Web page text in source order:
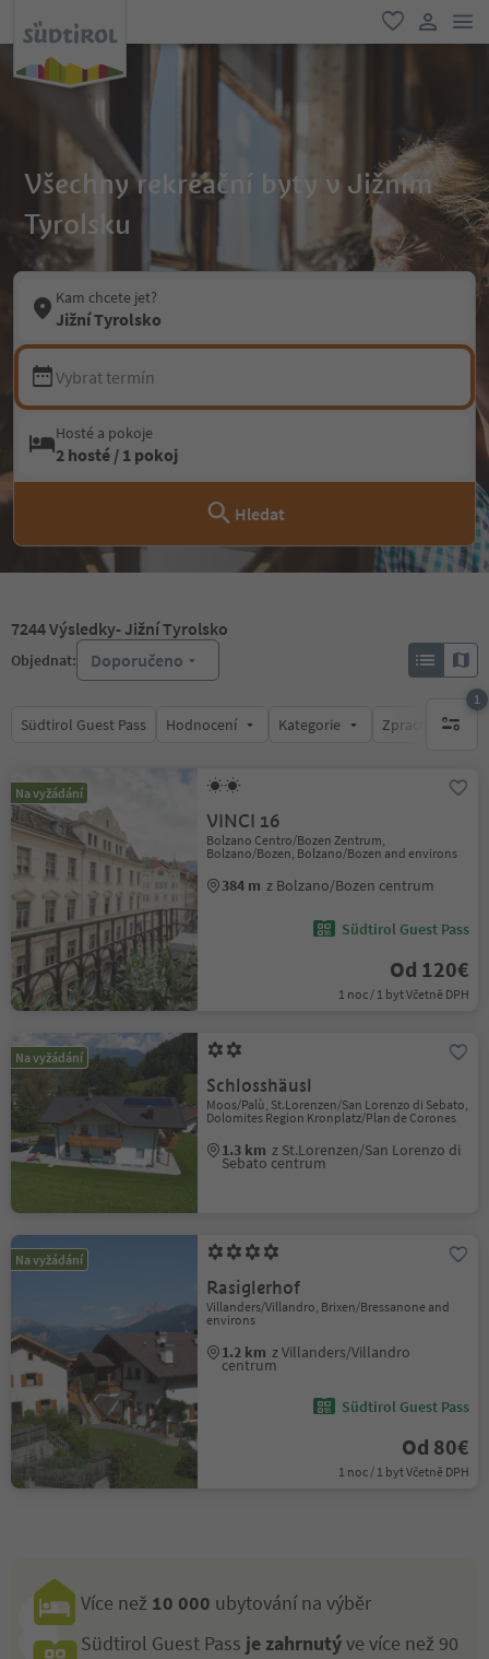
oblíbené
Všechny rekreační byty v Jižním
Tyrolsku
Kam chcete jet?
Jižní Tyrolsko
Vybrat termín
Hosté a pokoje
2 hosté / 1 pokoj
Hledat
7244Výsledky- Jižní Tyrolsko
Objednat: Doporučeno
Südtirol Guest Pass Hodnocení Kategorie Zpracovává
1
1
Na vyžádání
VINCI 16
Bolzano Centro/Bozen Zentrum,
Bolzano/Bozen, Bolzano/Bozen and environs
384 m z Bolzano/Bozen centrum
Südtirol Guest Pass
Od 120€
1 noc / 1 byt Včetně DPH
Na vyžádání
Schlosshäusl
Moos/Palù, St.Lorenzen/San Lorenzo di Sebato,
Dolomites Region Kronplatz/Plan de Corones
1.3 km z St.Lorenzen/San Lorenzo di
Sebato centrum
Na vyžádání
Rasiglerhof
Villanders/Villandro, Brixen/Bressanone and
environs
1.2 km z Villanders/Villandro
centrum
Südtirol Guest Pass
Od 80€
1 noc / 1 byt Včetně DPH
Více než 10 000 ubytování na výběr
Südtirol Guest Pass je zahrnutýve více než 90